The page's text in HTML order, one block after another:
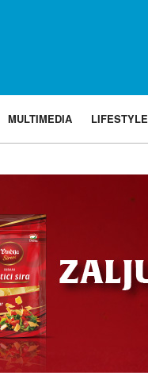
MULTIMEDIA LIFESTYLE